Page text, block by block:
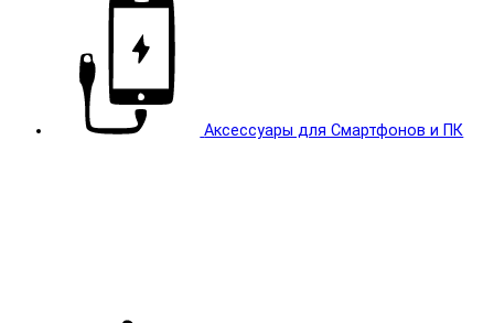
Аксессуары для Смартфонов и ПК